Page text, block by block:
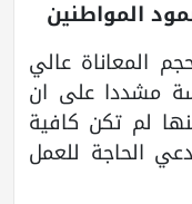
المواطنين
المعاناة عالي
مشددا على ان
لم تكن كافية
الحاجة للعمل